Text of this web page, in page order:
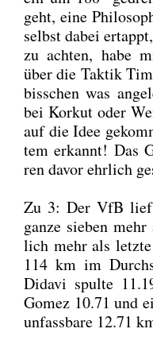
geht, eine
selbst dabei
zu ach­ten, habe
über die Tak­tik
biss­chen was
bei Korkut oder
auf die Idee
tem erkannt! Das
ren davor ehr­lich
Zu 3: Der VfB lief
gan­ze sie­ben
lich mehr als
114 km im
Dida­vi spul­te
Gomez 10.71 und
unfass­ba­re 12.71